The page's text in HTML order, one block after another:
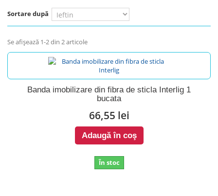
Sortare după
Se afişează 1-2 din 2 articole
Banda imobilizare din fibra de sticla Interlig 1
bucata
66,55 lei
Adaugă în coş
În stoc